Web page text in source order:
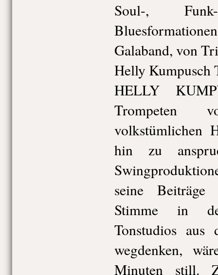
Soul-,
Galaband, von
Helly Kumpusch
HELLY
Trompeten
volkstümlichen
hin zu
seine
Stimme in
Tonstudios aus
wegdenken,
Minuten still.